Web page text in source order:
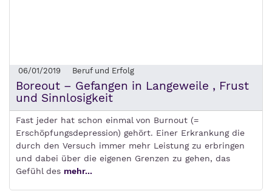
06/01/2019 Beruf und Erfolg
Boreout – Gefangen in Langeweile , Frust
und Sinnlosigkeit
Fast jeder hat schon einmal von Burnout (=
Erschöpfungsdepression) gehört. Einer Erkrankung die
durch den Versuch immer mehr Leistung zu erbringen
und dabei über die eigenen Grenzen zu gehen, das
Gefühl des mehr...